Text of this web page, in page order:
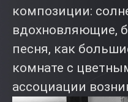
композиции:
вдохновляющие,
песня, как
комнате с
ассоциации